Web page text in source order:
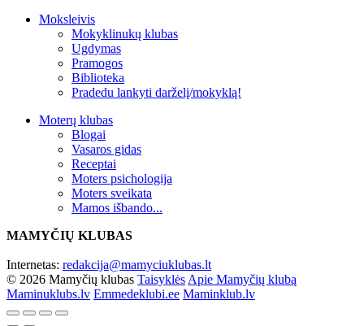
Moksleivis
Mokyklinukų klubas
Ugdymas
Pramogos
Biblioteka
Pradedu lankyti darželį/mokyklą!
Moterų klubas
Blogai
Vasaros gidas
Receptai
Moters psichologija
Moters sveikata
Mamos išbando...
MAMYČIŲ KLUBAS
Internetas: redakcija@mamyciuklubas.lt
© 2026 Mamyčių klubas Taisyklės Apie Mamyčių klubą
Maminuklubs.lv Emmedeklubi.ee Maminklub.lv